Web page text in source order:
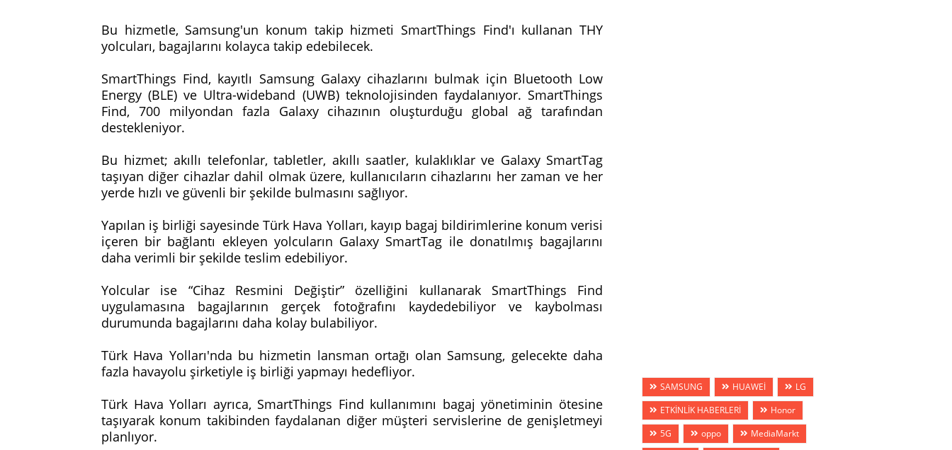
Bu hizmetle, Samsung'un konum takip hizmeti SmartThings Find'ı kullanan THY
yolcuları, bagajlarını kolayca takip edebilecek.
SmartThings Find, kayıtlı Samsung Galaxy cihazlarını bulmak için Bluetooth Low
Energy (BLE) ve Ultra-wideband (UWB) teknolojisinden faydalanıyor. SmartThings
Find, 700 milyondan fazla Galaxy cihazının oluşturduğu global ağ tarafından
destekleniyor.
Bu hizmet; akıllı telefonlar, tabletler, akıllı saatler, kulaklıklar ve Galaxy SmartTag
taşıyan diğer cihazlar dahil olmak üzere, kullanıcıların cihazlarını her zaman ve her
yerde hızlı ve güvenli bir şekilde bulmasını sağlıyor.
Yapılan iş birliği sayesinde Türk Hava Yolları, kayıp bagaj bildirimlerine konum verisi
içeren bir bağlantı ekleyen yolcuların Galaxy SmartTag ile donatılmış bagajlarını
daha verimli bir şekilde teslim edebiliyor.
Yolcular ise “Cihaz Resmini Değiştir” özelliğini kullanarak SmartThings Find
uygulamasına bagajlarının gerçek fotoğrafını kaydedebiliyor ve kaybolması
durumunda bagajlarını daha kolay bulabiliyor.
Türk Hava Yolları'nda bu hizmetin lansman ortağı olan Samsung, gelecekte daha
fazla havayolu şirketiyle iş birliği yapmayı hedefliyor.
Türk Hava Yolları ayrıca, SmartThings Find kullanımını bagaj yönetiminin ötesine
taşıyarak konum takibinden faydalanan diğer müşteri servislerine de genişletmeyi
planlıyor.
SAMSUNG HUAWEİ
LG
ETKİNLİK HABERLERİ
Honor
5G
oppo
MediaMarkt